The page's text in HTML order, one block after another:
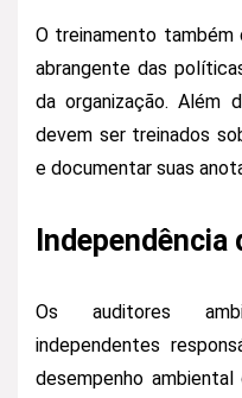
O treinamento também
abrangente das
da organização. Além
devem ser treinados
e documentar suas
Os auditores
independentes
desempenho